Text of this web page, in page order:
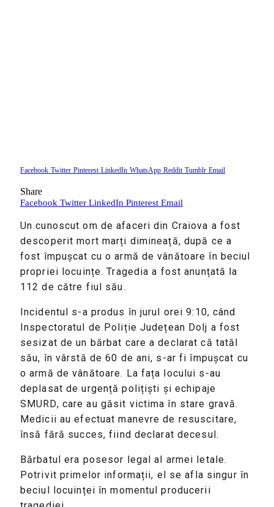
Facebook Twitter Pinterest LinkedIn WhatsApp Reddit Tumblr Email
Share
Facebook Twitter LinkedIn Pinterest Email
Un cunoscut om de afaceri din Craiova a fost
descoperit mort marți dimineață, după ce a
fost împușcat cu o armă de vânătoare în beciul
propriei locuințe. Tragedia a fost anunțată la
112 de către fiul său.
Incidentul s-a produs în jurul orei 9:10, când
Inspectoratul de Poliție Județean Dolj a fost
sesizat de un bărbat care a declarat că tatăl
său, în vârstă de 60 de ani, s-ar fi împușcat cu
o armă de vânătoare. La fața locului s-au
deplasat de urgență polițiști și echipaje
SMURD, care au găsit victima în stare gravă.
Medicii au efectuat manevre de resuscitare,
însă fără succes, fiind declarat decesul.
Bărbatul era posesor legal al armei letale.
Potrivit primelor informații, el se afla singur în
beciul locuinței în momentul producerii